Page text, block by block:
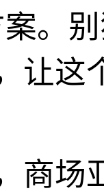
。
让这
商场